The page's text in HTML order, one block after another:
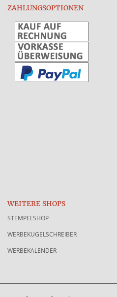
ZAHLUNGSOPTIONEN
WEITERE SHOPS
STEMPELSHOP
WERBEKUGELSCHREIBER
WERBEKALENDER